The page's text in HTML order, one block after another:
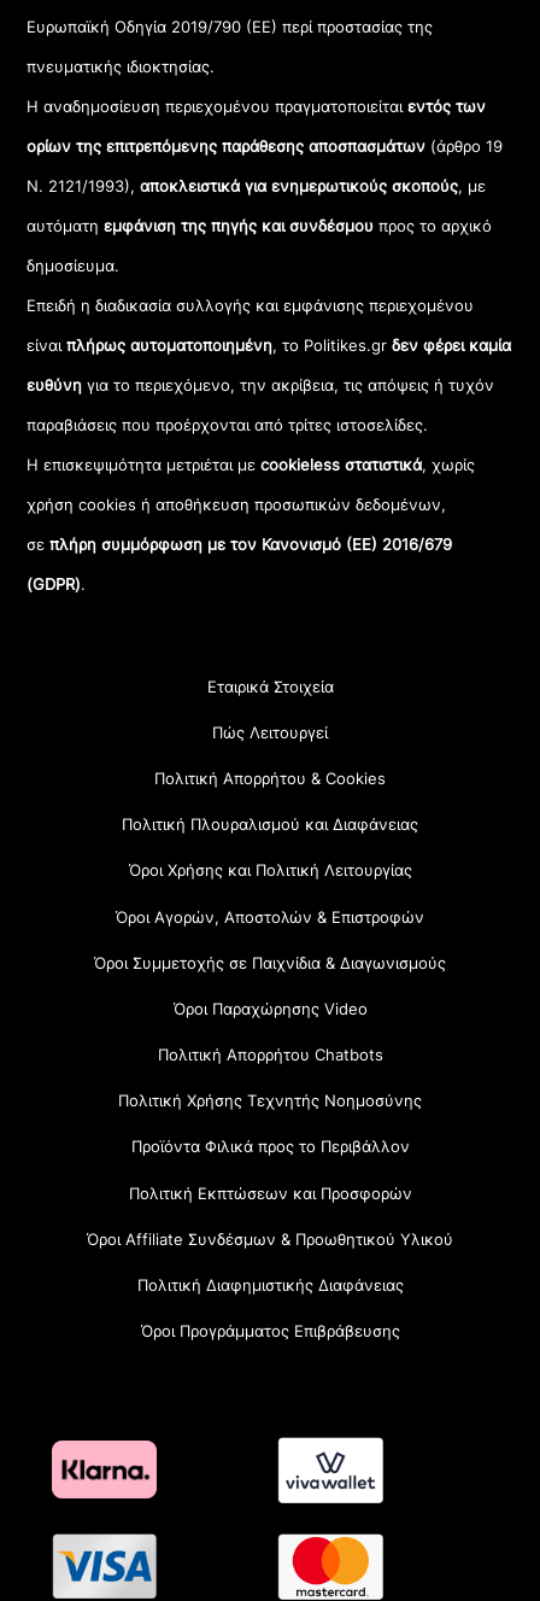
Ευρωπαϊκή Οδηγία 2019/790 (ΕΕ) περί προστασίας της
πνευματικής ιδιοκτησίας.
Η αναδημοσίευση περιεχομένου πραγματοποιείταιεντός των
ορίων της επιτρεπόμενης παράθεσης αποσπασμάτων (άρθρο 19
Ν. 2121/1993), αποκλειστικά για ενημερωτικούς σκοπούς, με
αυτόματηεμφάνιση της πηγής και συνδέσμου προς το αρχικό
δημοσίευμα.
Επειδή η διαδικασία συλλογής και εμφάνισης περιεχομένου
είναιπλήρως αυτοματοποιημένη, το Politikes.grδεν φέρει καμία
ευθύνη για το περιεχόμενο, την ακρίβεια, τις απόψεις ή τυχόν
παραβιάσεις που προέρχονται από τρίτες ιστοσελίδες.
Η επισκεψιμότητα μετριέται μεcookieless στατιστικά, χωρίς
χρήση cookies ή αποθήκευση προσωπικών δεδομένων,
σεπλήρη συμμόρφωση με τον Κανονισμό (ΕΕ) 2016/679
(GDPR).
Εταιρικά Στοιχεία
Πώς Λειτουργεί
Πολιτική Απορρήτου & Cookies
Πολιτική Πλουραλισμού και Διαφάνειας
Όροι Χρήσης και Πολιτική Λειτουργίας
Όροι Αγορών, Αποστολών & Επιστροφών
Όροι Συμμετοχής σε Παιχνίδια & Διαγωνισμούς
Όροι Παραχώρησης Video
Πολιτική Απορρήτου Chatbots
Πολιτική Χρήσης Τεχνητής Νοημοσύνης
Προϊόντα Φιλικά προς το Περιβάλλον
Πολιτική Εκπτώσεων και Προσφορών
Όροι Affiliate Συνδέσμων & Προωθητικού Υλικού
Πολιτική Διαφημιστικής Διαφάνειας
Όροι Προγράμματος Επιβράβευσης